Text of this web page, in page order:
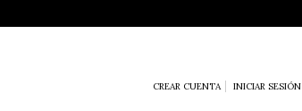
CREAR CUENTA INICIAR SESIÓN